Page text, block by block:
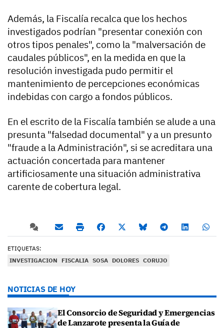
Además, la Fiscalía recalca que los hechos
investigados podrían "presentar conexión con
otros tipos penales", como la "malversación de
caudales públicos", en la medida en que la
resolución investigada pudo permitir el
mantenimiento de percepciones económicas
indebidas con cargo a fondos públicos.
En el escrito de la Fiscalía también se alude a una
presunta "falsedad documental" y a un presunto
"fraude a la Administración", si se acreditara una
actuación concertada para mantener
artificiosamente una situación administrativa
carente de cobertura legal.
ETIQUETAS:
INVESTIGACION
FISCALIA SOSA DOLORES CORUJO
NOTICIAS DE HOY
El Consorcio de Seguridad y Emergencias
de Lanzarote presenta la Guía de